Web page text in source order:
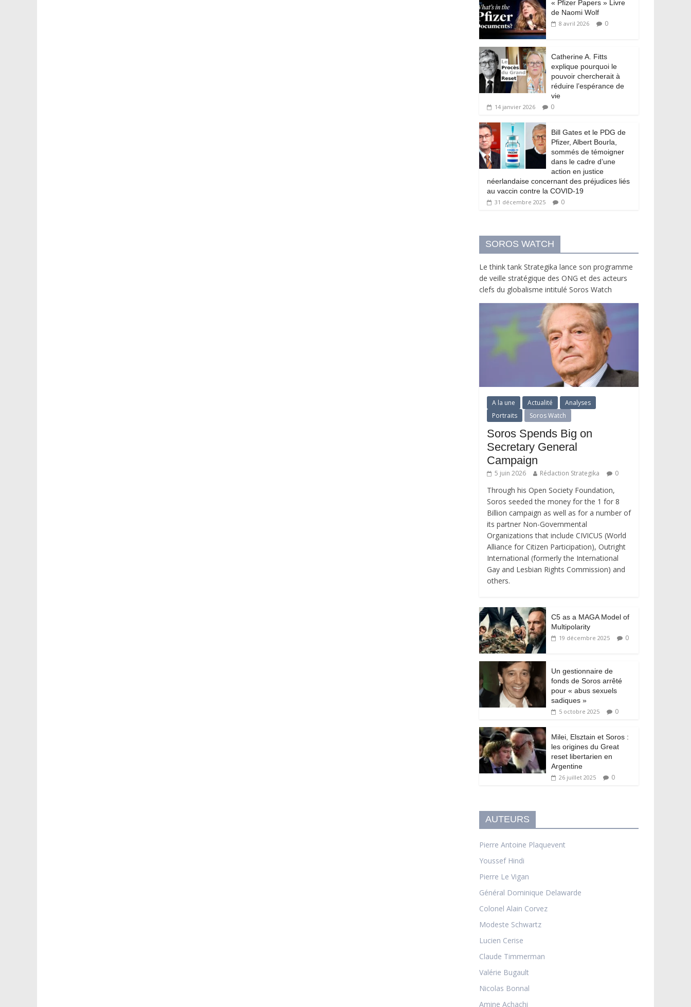
« Pfizer Papers » Livre
de Naomi Wolf
8 avril 2026 0
Catherine A. Fitts
explique pourquoi le
pouvoir chercherait à
réduire l’espérance de
vie
14 janvier 2026 0
Bill Gates et le PDG de
Pfizer, Albert Bourla,
sommés de témoigner
dans le cadre d’une
action en justice
néerlandaise concernant des préjudices liés
au vaccin contre la COVID-19
31 décembre 2025 0
SOROS WATCH
Le think tank Strategika lance son programme
de veille stratégique des ONG et des acteurs
clefs du globalisme intitulé Soros Watch
A la une Actualité
Analyses
Portraits
Soros Watch
Soros Spends Big on
Secretary General
Campaign
5 juin 2026 Rédaction Strategika 0
Through his Open Society Foundation,
Soros seeded the money for the 1 for 8
Billion campaign as well as for a number of
its partner Non-Governmental
Organizations that include CIVICUS (World
Alliance for Citizen Participation), Outright
International (formerly the International
Gay and Lesbian Rights Commission) and
others.
C5 as a MAGA Model of
Multipolarity
19 décembre 2025 0
Un gestionnaire de
fonds de Soros arrêté
pour « abus sexuels
sadiques »
5 octobre 2025 0
Milei, Elsztain et Soros :
les origines du Great
reset libertarien en
Argentine
26 juillet 2025 0
AUTEURS
Pierre Antoine Plaquevent
Youssef Hindi
Pierre Le Vigan
Général Dominique Delawarde
Colonel Alain Corvez
Modeste Schwartz
Lucien Cerise
Claude Timmerman
Valérie Bugault
Nicolas Bonnal
Amine Achachi